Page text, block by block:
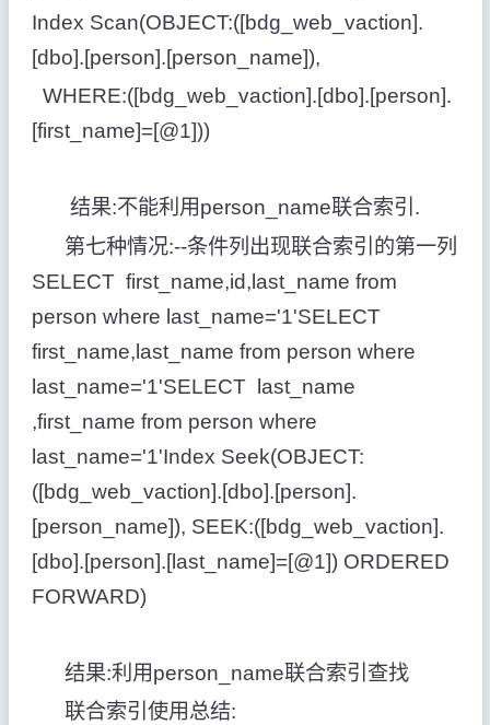
Index Scan(OBJECT:([bdg_web_vaction].
[dbo].[person].[person_name]),
WHERE:([bdg_web_vaction].[dbo].[person].
[first_name]=[@1]))
结果:不能利用person_name联合索引.
第七种情况:--条件列出现联合索引的第一列
SELECT first_name,id,last_name from
person where last_name='1'SELECT
first_name,last_name from person where
last_name='1'SELECT last_name
,first_name from person where
last_name='1'Index Seek(OBJECT:
([bdg_web_vaction].[dbo].[person].
[person_name]), SEEK:([bdg_web_vaction].
[dbo].[person].[last_name]=[@1]) ORDERED
FORWARD)
结果:利用person_name联合索引查找
联合索引使用总结: